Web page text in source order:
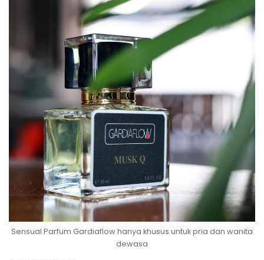
Sensual Parfum Gardiaflow hanya khusus untuk pria dan wanita
dewasa